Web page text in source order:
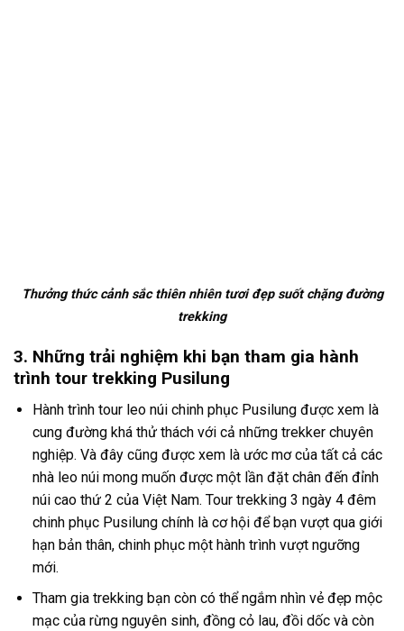
Thưởng thức cảnh sắc thiên nhiên tươi đẹp suốt chặng đường
trekking
3. Những trải nghiệm khi bạn tham gia hành
trình tour trekking Pusilung
Hành trình tour leo núichinh phục Pusilungđược xem là
cung đường khá thử thách với cả những trekker chuyên
nghiệp. Và đây cũng được xem là ước mơ của tất cả các
nhà leo núi mong muốn được một lần đặt chân đến đỉnh
núi cao thứ 2 của Việt Nam. Tour trekking3 ngày 4 đêm
chinh phục Pusilung chính là cơ hội để bạn vượt qua giới
hạn bản thân, chinh phục một hành trình vượt ngưỡng
mới.
Tham gia trekkingbạn còn có thể ngắm nhìn vẻ đẹp mộc
mạc của rừng nguyên sinh, đồng cỏ lau, đồi dốc và còn